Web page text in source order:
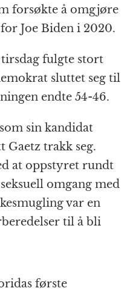
forsøkte å omgjøre
Joe Biden i 2020.
fulgte stort
sluttet seg til
endte 54-46.
sin kandidat
Gaetz trakk seg.
at oppstyret rundt
omgang med
var en
til å bli
første